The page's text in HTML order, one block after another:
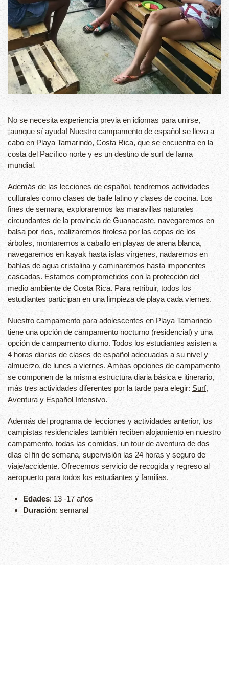
No se necesita experiencia previa en idiomas para unirse,
¡aunque sí ayuda! Nuestro campamento de español se lleva a
cabo en Playa Tamarindo, Costa Rica, que se encuentra en la
costa del Pacífico norte y es un destino de surf de fama
mundial.
Además de las lecciones de español, tendremos actividades
culturales como clases de baile latino y clases de cocina. Los
fines de semana, exploraremos las maravillas naturales
circundantes de la provincia de Guanacaste, navegaremos en
balsa por ríos, realizaremos tirolesa por las copas de los
árboles, montaremos a caballo en playas de arena blanca,
navegaremos en kayak hasta islas vírgenes, nadaremos en
bahías de agua cristalina y caminaremos hasta imponentes
cascadas. Estamos comprometidos con la protección del
medio ambiente de Costa Rica. Para retribuir, todos los
estudiantes participan en una limpieza de playa cada viernes.
Nuestro campamento para adolescentes en Playa Tamarindo
tiene una opción de campamento nocturno (residencial) y una
opción de campamento diurno. Todos los estudiantes asisten a
4 horas diarias de clases de español adecuadas a su nivel y
almuerzo, de lunes a viernes. Ambas opciones de campamento
se componen de la misma estructura diaria básica e itinerario,
más tres actividades diferentes por la tarde para elegir: Surf,
Aventura y Español Intensivo.
Además del programa de lecciones y actividades anterior, los
campistas residenciales también reciben alojamiento en nuestro
campamento, todas las comidas, un tour de aventura de dos
días el fin de semana, supervisión las 24 horas y seguro de
viaje/accidente. Ofrecemos servicio de recogida y regreso al
aeropuerto para todos los estudiantes y familias.
Edades: 13 -17 años
Duración: semanal